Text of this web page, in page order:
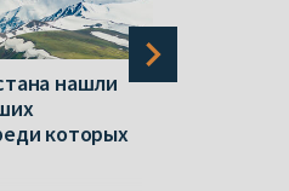
нашли
которых